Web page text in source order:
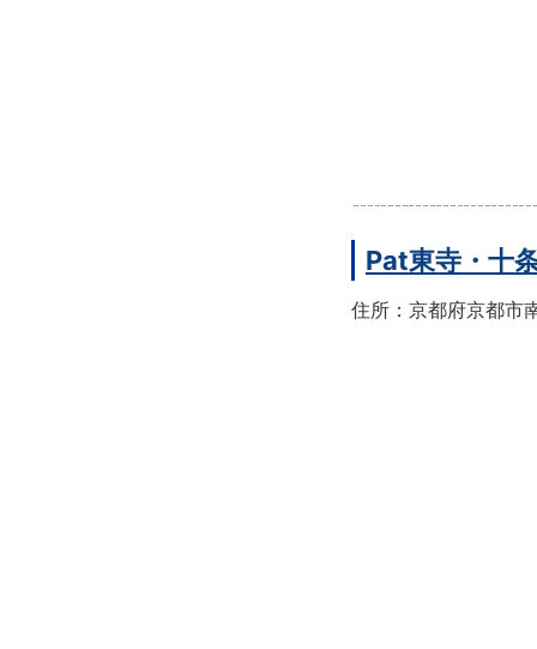
Pat東寺・十
住所：京都府京都市